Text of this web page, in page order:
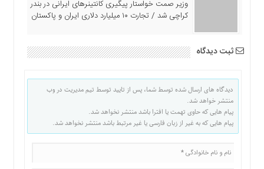
وزیر صمت خواستار پیگیری کانتینرهای ایرانی در بندر
کراچی شد / تجارت ۱۰ میلیارد دلاری ایران و پاکستان
ثبت دیدگاه
دیدگاه های ارسال شده توسط شما، پس از تایید توسط تیم مدیریت در وب
منتشر خواهد شد.
پیام هایی که حاوی تهمت یا افترا باشد منتشر نخواهد شد.
پیام هایی که به غیر از زبان فارسی یا غیر مرتبط باشد منتشر نخواهد شد.